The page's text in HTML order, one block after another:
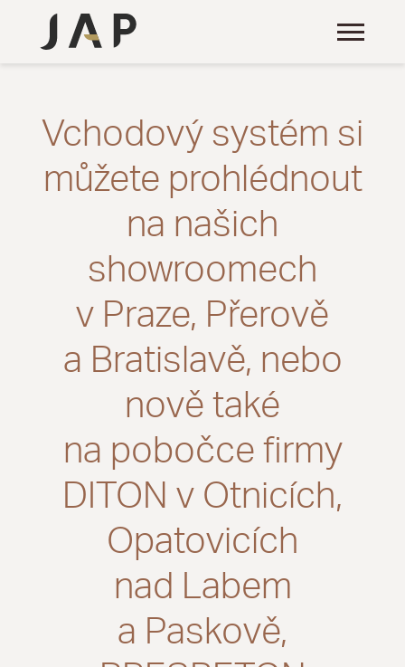
Vchodový systém si
můžete prohlédnout
na našich
showroomech
v Praze, Přerově
a Bratislavě, nebo
nově také
na pobočce firmy
DITON v Otnicích,
Opatovicích
nad Labem
a Paskově,